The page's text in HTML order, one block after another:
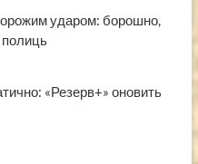
ударом: борошно,
полиць
«Резерв+» оновить